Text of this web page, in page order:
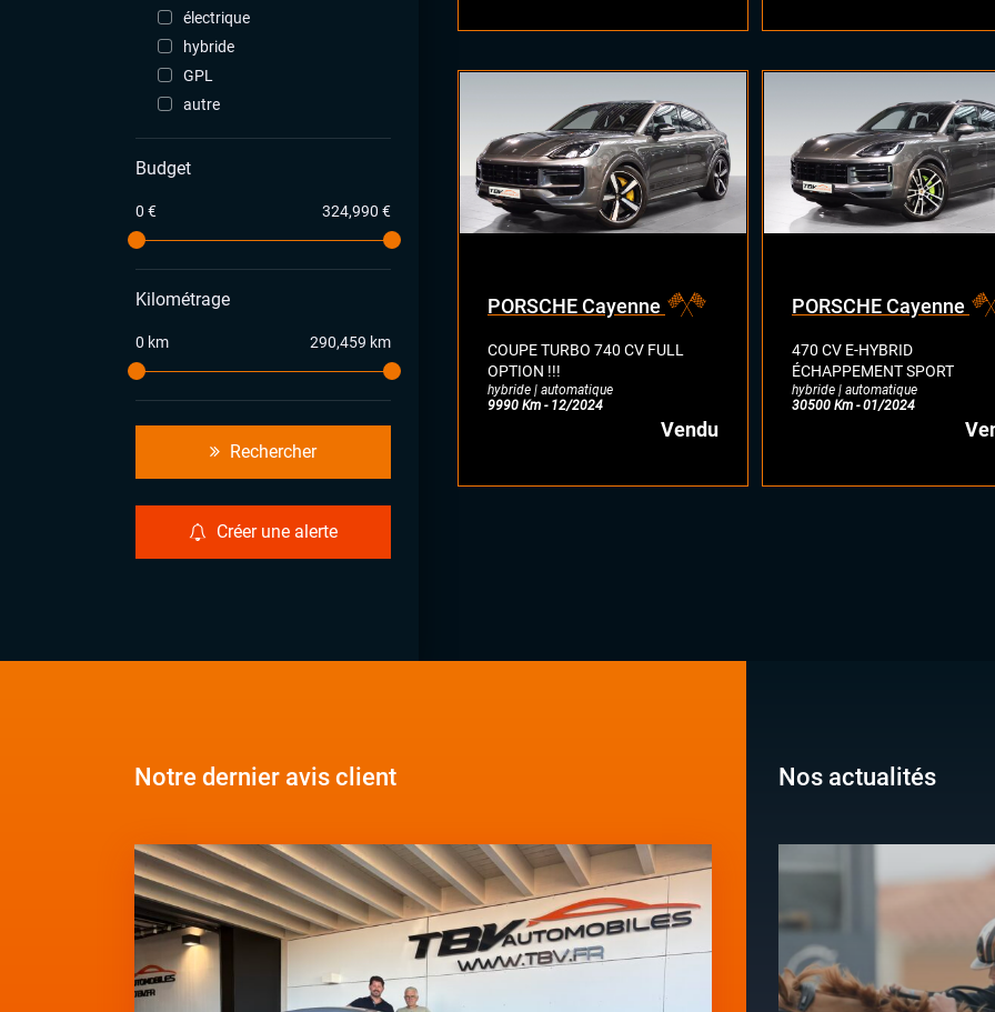
électrique
hybride
GPL
autre
Budget
0 € 324,990 €
Kilométrage
0 km 290,459 km
Rechercher
Créer une alerte
PORSCHE Cayenne
COUPE TURBO 740 CV FULL
OPTION !!!
hybride | automatique
9990 Km - 12/2024
Vendu
PORSCHE Cayenne
470 CV E-HYBRID
ÉCHAPPEMENT SPORT
hybride | automatique
30500 Km - 01/2024
Notre dernier avis client Nos actualités